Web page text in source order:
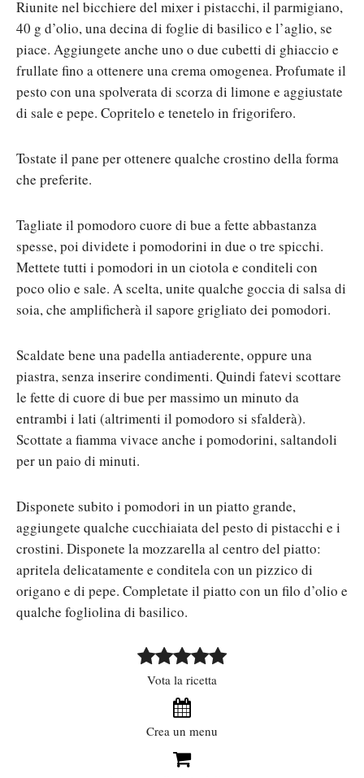
Riunite nel bicchiere del mixer i pistacchi, il parmigiano,
40 g d’olio, una decina di foglie di basilico e l’aglio, se
piace. Aggiungete anche uno o due cubetti di ghiaccio e
frullate fino a ottenere una crema omogenea. Profumate il
pesto con una spolverata di scorza di limone e aggiustate
di sale e pepe. Copritelo e tenetelo in frigorifero.
Tostate il pane per ottenere qualche crostino della forma
che preferite.
Tagliate il pomodoro cuore di bue a fette abbastanza
spesse, poi dividete i pomodorini in due o tre spicchi.
Mettete tutti i pomodori in un ciotola e conditeli con
poco olio e sale. A scelta, unite qualche goccia di salsa di
soia, che amplificherà il sapore grigliato dei pomodori.
Scaldate bene una padella antiaderente, oppure una
piastra, senza inserire condimenti. Quindi fatevi scottare
le fette di cuore di bue per massimo un minuto da
entrambi i lati (altrimenti il pomodoro si sfalderà).
Scottate a fiamma vivace anche i pomodorini, saltandoli
per un paio di minuti.
Disponete subito i pomodori in un piatto grande,
aggiungete qualche cucchiaiata del pesto di pistacchi e i
crostini. Disponete la mozzarella al centro del piatto:
apritela delicatamente e conditela con un pizzico di
origano e di pepe. Completate il piatto con un filo d’olio e
qualche fogliolina di basilico.
Vota la ricetta
Crea un menu